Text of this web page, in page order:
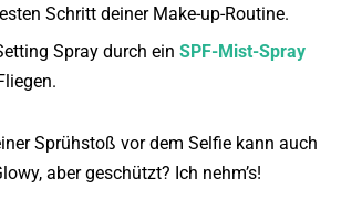
Schritt deiner Make-up-Routine.
Spray durch ein SPF-Mist-Spray
Sprühstoß vor dem Selfie kann auch
aber geschützt? Ich nehm’s!